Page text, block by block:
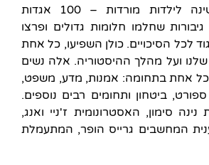
סיפורים לפני השינה לילדות מורדות – 100 אגדות
שחלמו חלומות גדולים ופרצו
לכל הסיכויים. כולן השפיעו, כל אחת
ועל מהלך ההיסטוריה. אלה נשים
אחת בתחומה: אמנות, מדע, משפט,
ביטחון ותחומים רבים נוספים.
סימון, האסטרונומית ז'ניי ואנג,
המחשבים גרייס הופר, המתעמלת